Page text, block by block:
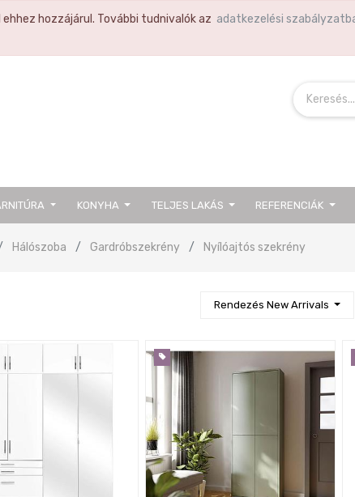
hozzájárul. További tudnivalók az adatkezelési
KONYHA TELJES LAKÁS REFERENCIÁK
Hálószoba
Gardróbszekrény Nyílóajtós szekrény
Rendezés New Arrivals